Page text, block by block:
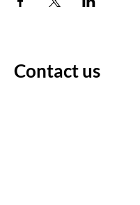
Contact us